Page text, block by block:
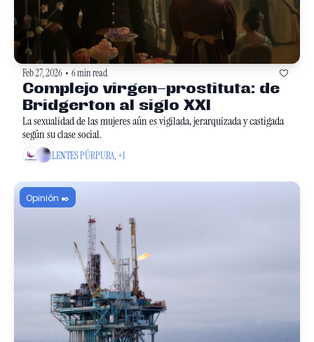
Feb 27, 2026 • 6 min read
Complejo virgen–prostituta: de
Bridgerton al siglo XXI
La sexualidad de las mujeres aún es vigilada, jerarquizada y castigada
LENTES PÚRPURA, +1
Opinión ✒️